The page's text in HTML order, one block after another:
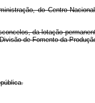
do Centro
da lotação
de Fomento da